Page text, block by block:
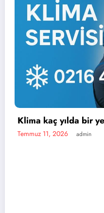
bir yenilenmeli?